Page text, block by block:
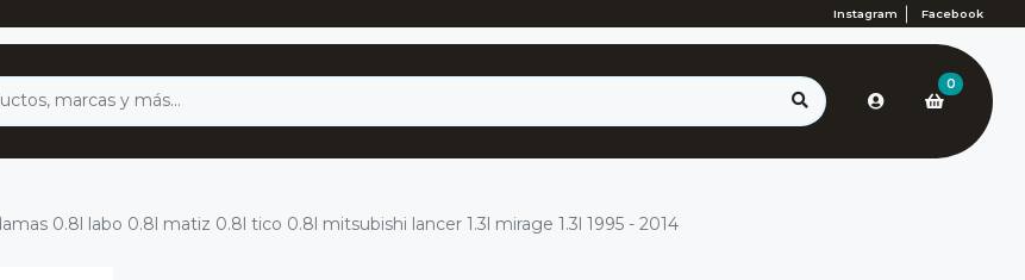
Instagram Facebook
0
0.8l labo 0.8l matiz 0.8l tico 0.8l mitsubishi lancer 1.3l mirage 1.3l 1995 - 2014